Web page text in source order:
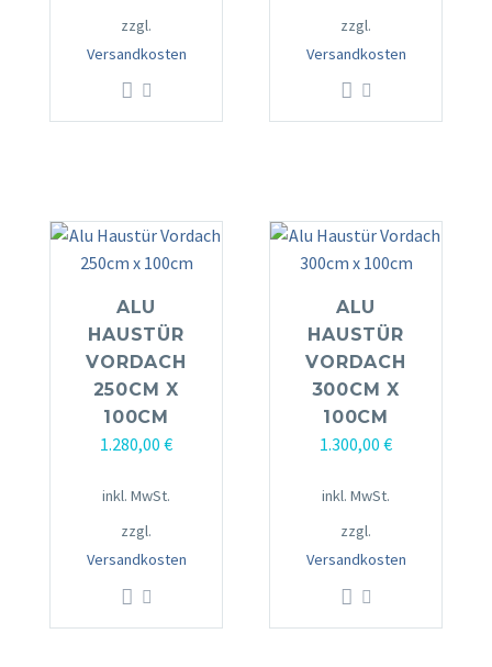
zzgl.
Versandkosten
zzgl.
Versandkosten
ALU
HAUSTÜR
VORDACH
250CM X
100CM
1.280,00 €
inkl. MwSt.
zzgl.
Versandkosten
ALU
HAUSTÜR
VORDACH
300CM X
100CM
1.300,00 €
inkl. MwSt.
zzgl.
Versandkosten